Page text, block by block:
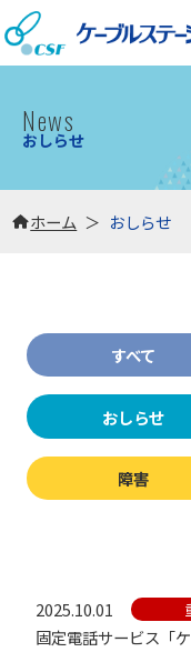
News
おしらせ
ホーム おしらせ
すべて
おしらせ
障害
2025.10.01
固定電話サービス「